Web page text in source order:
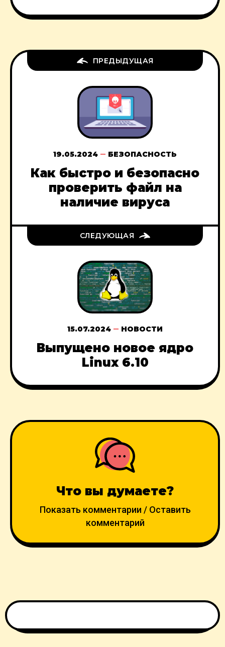
ПРЕДЫДУЩАЯ
19.05.2024 БЕЗОПАСНОСТЬ
Как быстро и безопасно
проверить файл на
наличие вируса
СЛЕДУЮЩАЯ
15.07.2024 НОВОСТИ
Выпущено новое ядро
Linux 6.10
Что вы думаете?
Показать комментарии / Оставить
комментарий